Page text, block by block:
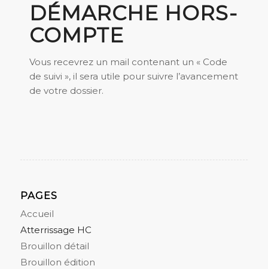
DÉMARCHE HORS-
COMPTE
Vous recevrez un mail contenant un « Code
de suivi », il sera utile pour suivre l’avancement
de votre dossier.
PAGES
Accueil
Atterrissage HC
Brouillon détail
Brouillon édition